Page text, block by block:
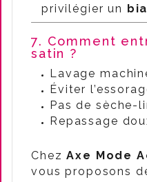
privilégier un
7. Comment
satin ?
Lavage
Éviter
Pas de sèche-
Repassage
ChezAxe Mode
vous proposons